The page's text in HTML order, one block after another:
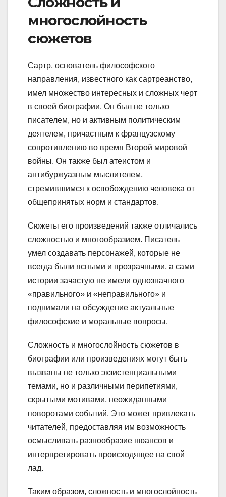
многослойность
сюжетов
Сартр, основатель философского
направления, известного как сартреанство,
имел множество интересных и сложных черт
в своей биографии. Он был не только
писателем, но и активным политическим
деятелем, причастным к французскому
сопротивлению во время Второй мировой
войны. Он также был атеистом и
антибуржуазным мыслителем,
стремившимся к освобождению человека от
общепринятых норм и стандартов.
Сюжеты его произведений также отличались
сложностью и многообразием. Писатель
умел создавать персонажей, которые не
всегда были ясными и прозрачными, а сами
истории зачастую не имели однозначного
«правильного» и «неправильного» и
поднимали на обсуждение актуальные
философские и моральные вопросы.
Сложность и многослойность сюжетов в
биографии или произведениях могут быть
вызваны не только экзистенциальными
темами, но и различными перипетиями,
скрытыми мотивами, неожиданными
поворотами событий. Это может привлекать
читателей, предоставляя им возможность
осмысливать разнообразие нюансов и
интерпретировать происходящее на свой
лад.
Таким образом, сложность и многослойность